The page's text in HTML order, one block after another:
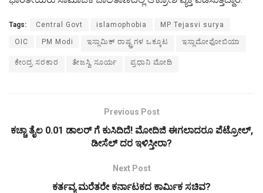
Tags: Central Govt islamophobia MP Tejasvi surya
OIC PM Modi ಇಸ್ಲಾಮಿಕ್‌ ರಾಷ್ಟ್ರಗಳ ಒಕ್ಕೂಟ ಇಸ್ಲಾಮೋಫೋಬಿಯಾ
ಕೇಂದ್ರ ಸರಕಾರ ತೇಜಸ್ವಿ ಸೂರ್ಯ ಪ್ರಧಾನಿ ಮೋದಿ
Previous Post
ಕಚ್ಚಾ ತೈಲ 0.01 ಡಾಲರ್ ಗೆ ಕುಸಿದಿದೆ! ಮೋದಿಜಿ ಈಗಲಾದರೂ ಪೆಟ್ರೋಲ್,
ಡೀಸೆಲ್ ದರ ಇಳಿಸ್ತೀರಾ?
Next Post
ಕರ್ತವ್ಯ ಮರೆತರೇ ಕರ್ನಾಟಕದ ಕಾರ್ಮಿಕ ಸಚಿವ?